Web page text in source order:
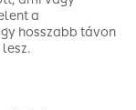
a
hosszabb távon